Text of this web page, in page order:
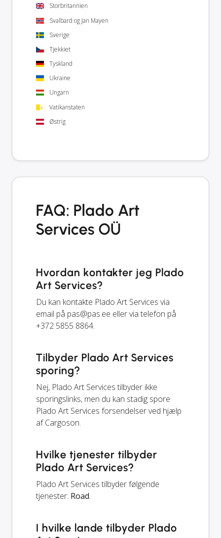
Storbritannien
Svalbard og Jan Mayen
Sverige
Tjekkiet
Tyskland
Ukraine
Ungarn
Vatikanstaten
Østrig
FAQ: Plado Art
Services OÜ
Hvordan kontakter jeg Plado
Art Services?
Du kan kontakte Plado Art Services via
email på pas@pas.ee eller via telefon på
+372 5855 8864.
Tilbyder Plado Art Services
sporing?
Nej, Plado Art Services tilbyder ikke
sporingslinks, men du kan stadig spore
Plado Art Services forsendelser ved hjælp
af Cargoson.
Hvilke tjenester tilbyder
Plado Art Services?
Plado Art Services tilbyder følgende
tjenester: Road.
I hvilke lande tilbyder Plado